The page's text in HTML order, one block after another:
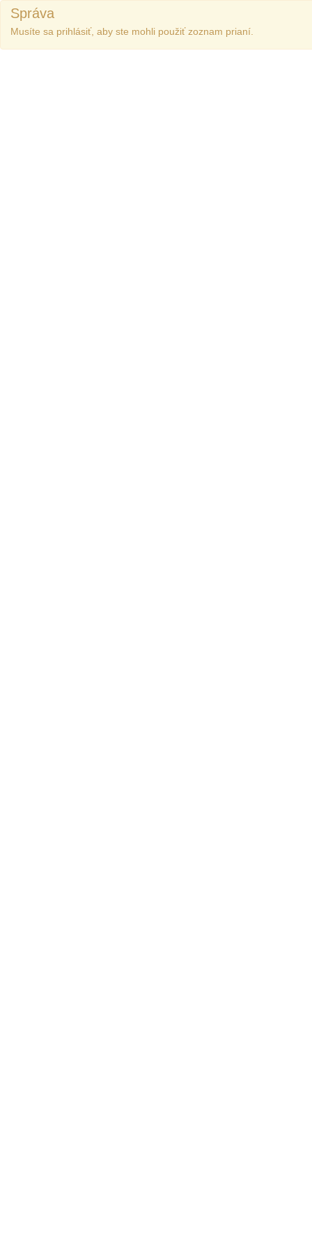
Správa
Musíte sa prihlásiť, aby ste mohli použiť zoznam prianí.